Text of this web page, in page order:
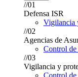
//01
Defensa ISR
Vigilancia
//02
Agencias de
Control
//03
Vigilancia y